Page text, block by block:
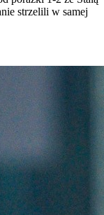
strzelili w samej